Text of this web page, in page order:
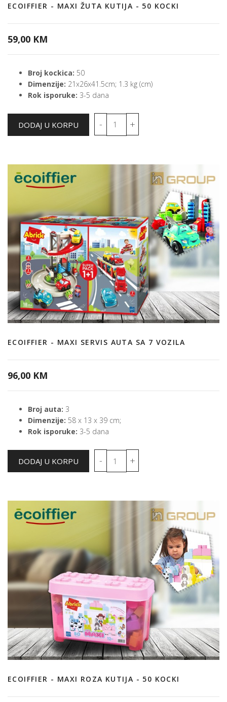
ECOIFFIER - MAXI ŽUTA KUTIJA - 50 KOCKI
59,00 KM
Broj kockica: 50
Dimenzije: 21x26x41.5cm; 1.3 kg (cm)
Rok isporuke: 3-5 dana
ECOIFFIER - MAXI SERVIS AUTA SA 7 VOZILA
96,00 KM
Broj auta: 3
Dimenzije: 58 x 13 x 39 cm;
Rok isporuke: 3-5 dana
ECOIFFIER - MAXI ROZA KUTIJA - 50 KOCKI